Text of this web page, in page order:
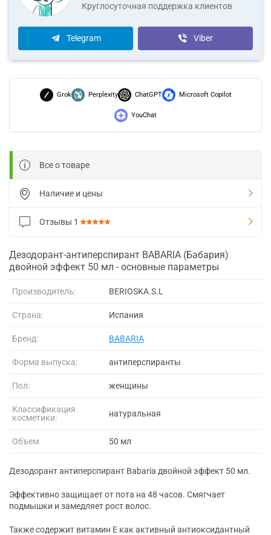
Круглосуточная поддержка клиентов
Telegram Viber
Grok Perplexity ChatGPT Microsoft Copilot
YouChat
Все о товаре
Наличие и цены
Отзывы 1
Дезодорант-антиперспирант BABARIA (Бабария)
двойной эффект 50 мл - основные параметры
Производитель: BERIOSKA.S.L
Страна: Испания
Бренд: BABARIA
Форма выпуска: антиперспиранты
Пол: женщины
Классификация
косметики:
натуральная
Объем: 50 мл
Дезодорант антиперспирант Babaria двойной эффект 50 мл.
Эффективно защищает от пота на 48 часов. Смягчает
подмышки и замедляет рост волос.
Также содержит витамин Е как активный антиоксидантный